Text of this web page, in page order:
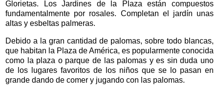
Glorietas. Los Jardines de la Plaza están compuestos
fundamentalmente por rosales. Completan el jardín unas
altas y esbeltas palmeras.
Debido a la gran cantidad de palomas, sobre todo blancas,
que habitan la Plaza de América, es popularmente conocida
como la plaza o parque de las palomas y es sin duda uno
de los lugares favoritos de los niños que se lo pasan en
grande dando de comer y jugando con las palomas.